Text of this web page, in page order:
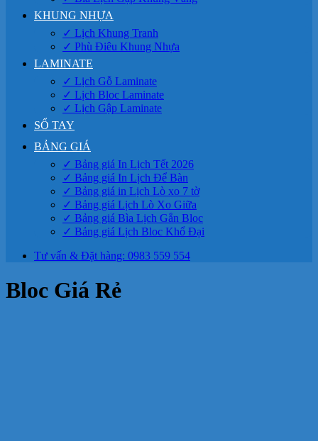
KHUNG NHỰA
✓ Lịch Khung Tranh
✓ Phù Điêu Khung Nhựa
LAMINATE
✓ Lịch Gỗ Laminate
✓ Lịch Bloc Laminate
✓ Lịch Gập Laminate
SỔ TAY
BẢNG GIÁ
✓ Bảng giá In Lịch Tết 2026
✓ Bảng giá In Lịch Để Bàn
✓ Bảng giá in Lịch Lò xo 7 tờ
✓ Bảng giá Lịch Lò Xo Giữa
✓ Bảng giá Bìa Lịch Gắn Bloc
✓ Bảng giá Lịch Bloc Khổ Đại
Tư vấn & Đặt hàng: 0983 559 554
Bloc Giá Rẻ